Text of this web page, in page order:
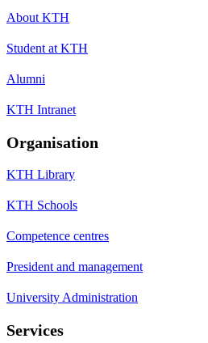
About KTH
Student at KTH
Alumni
KTH Intranet
Organisation
KTH Library
KTH Schools
Competence centres
President and management
University Administration
Services